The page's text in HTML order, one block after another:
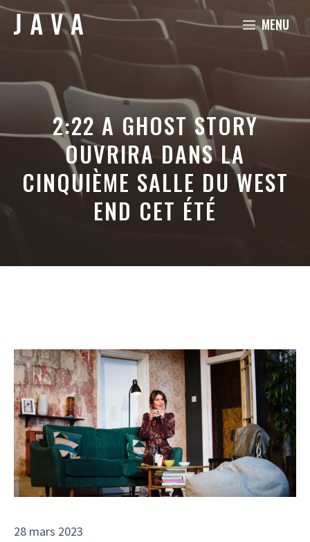
Aller
MENU
2:22 A GHOST STORY
OUVRIRA DANS LA
CINQUIÈME SALLE DU WEST
END CET ÉTÉ
28 mars 2023